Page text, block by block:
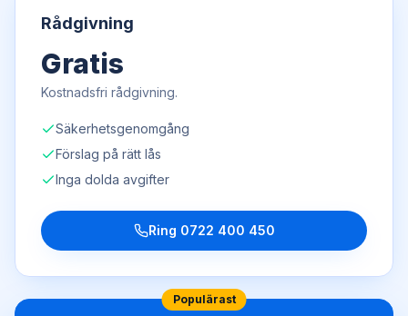
Rådgivning
Gratis
Kostnadsfri rådgivning.
Säkerhetsgenomgång
Förslag på rätt lås
Inga dolda avgifter
Ring 0722 400 450
Populärast